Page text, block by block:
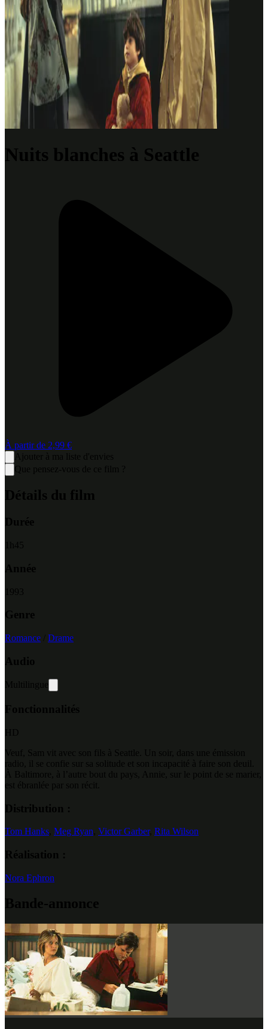
Nuits blanches à Seattle
À partir de 2,99 €
Ajouter à ma liste d'envies
Que pensez-vous de ce film ?
Détails du film
Durée
45
Année
1993
Genre
Romance Drame
Audio
Multilingue
Fonctionnalités
HD
Veuf, Sam vit avec son fils à Seattle. Un soir, dans une émission
radio, il se confie sur sa solitude et son incapacité à faire son deuil.
À Baltimore, à l’autre bout du pays, Annie, sur le point de se marier,
est ébranlée par son récit.
Distribution :
Tom Hanks Meg Ryan Victor Garber, Rita Wilson
Réalisation :
Nora Ephron
Bande-annonce